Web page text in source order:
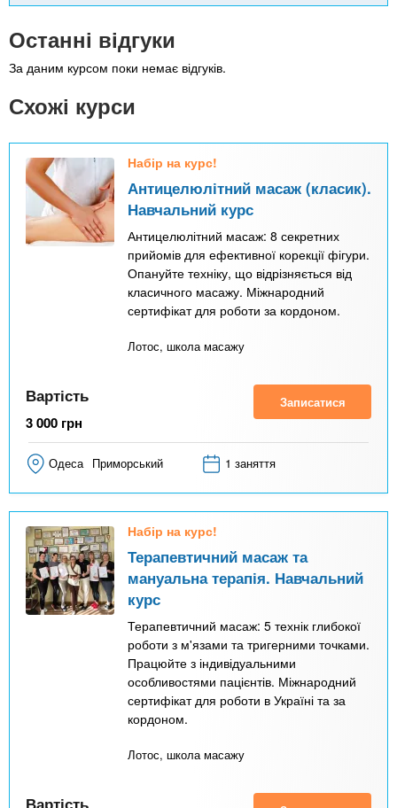
Останні відгуки
За даним курсом поки немає відгуків.
Схожі курси
Набір на курс!
Антицелюлітний масаж (класик).
Навчальний курс
Антицелюлітний масаж: 8 секретних
прийомів для ефективної корекції фігури.
Опануйте техніку, що відрізняється від
класичного масажу. Міжнародний
сертифікат для роботи за кордоном.
Лотос, школа масажу
Вартість
3 000 грн
Записатися
Одеса Приморський 1 заняття
Набір на курс!
Терапевтичний масаж та
мануальна терапія. Навчальний
курс
Терапевтичний масаж: 5 технік глибокої
роботи з м'язами та тригерними точками.
Працюйте з індивідуальними
особливостями пацієнтів. Міжнародний
сертифікат для роботи в Україні та за
кордоном.
Лотос, школа масажу
Вартість